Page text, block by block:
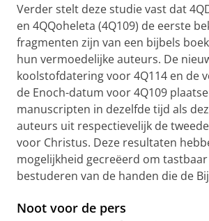
Verder stelt deze studie vast dat
en 4QQoheleta (4Q109) de eerste
fragmenten zijn van een bijbels
hun vermoedelijke auteurs. De
koolstofdatering voor 4Q114 en de
de Enoch-datum voor 4Q109
manuscripten in dezelfde tijd als
auteurs uit respectievelijk de
voor Christus. Deze resultaten
mogelijkheid gecreëerd om
bestuderen van de handen die de
Noot voor de pers